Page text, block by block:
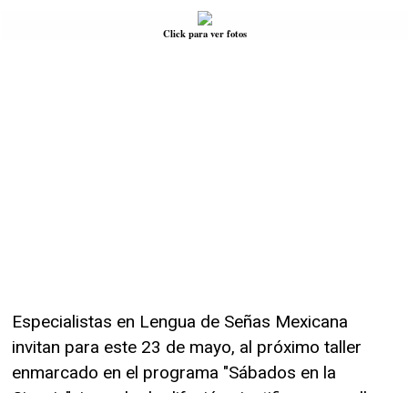
Click para ver fotos
Especialistas en Lengua de Señas Mexicana
invitan para este 23 de mayo, al próximo taller
enmarcado en el programa "Sábados en la